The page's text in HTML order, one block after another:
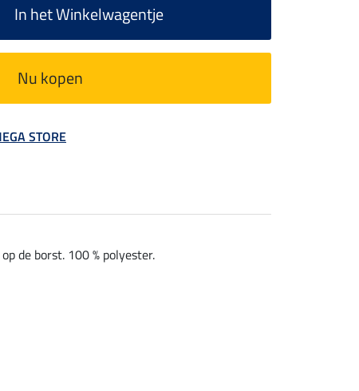
In het Winkelwagentje
Nu kopen
STORE
de borst. 100 % polyester.